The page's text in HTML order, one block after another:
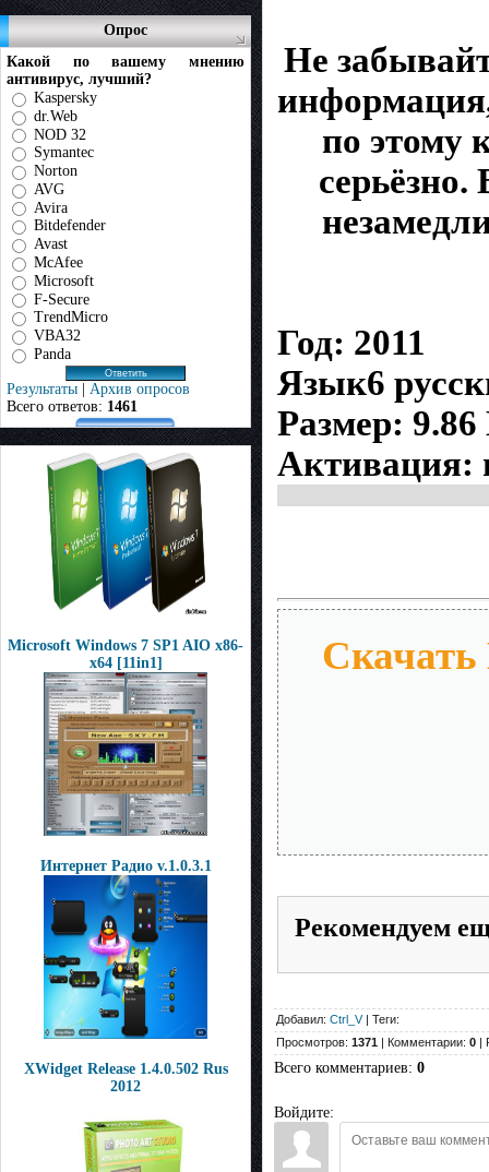
Опрос
Какой по вашему мнению
антивирус, лучший?
Kaspersky
dr.Web
NOD 32
Symantec
Norton
AVG
Avira
Bitdefender
Avast
McAfee
Microsoft
F-Secure
TrendMicro
VBA32
Panda
Результаты | Архив опросов
Всего ответов: 1461
Microsoft Windows 7 SP1 AIO x86-
x64 [11in1]
Интернет Радио v.1.0.3.1
XWidget Release 1.4.0.502 Rus
2012
Не
по этому
Год: 2011
Язык6
Размер:
Активация:
Скачать
Рекомендуем
Добавил: Ctrl_V| Теги:
Просмотров: 1371 | Комментарии: 0 |
Всего комментариев: 0
Войдите: